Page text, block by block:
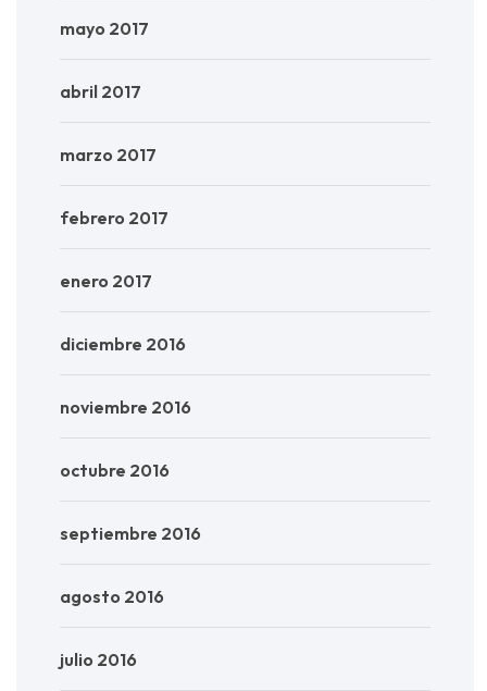
mayo 2017
abril 2017
marzo 2017
febrero 2017
enero 2017
diciembre 2016
noviembre 2016
octubre 2016
septiembre 2016
agosto 2016
julio 2016